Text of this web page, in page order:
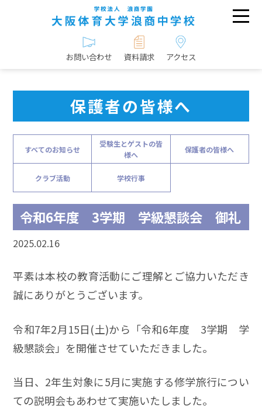
お問い合わせ 資料請求 アクセス
保護者の皆様へ
すべてのお知らせ
受験生とゲストの皆
様へ
保護者の皆様へ
クラブ活動 学校行事
令和6年度 3学期 学級懇談会 御礼
2025.02.16
平素は本校の教育活動にご理解とご協力いただき
誠にありがとうございます。
令和7年2月15日(土)から「令和6年度 3学期 学
級懇談会」を開催させていただきました。
当日、2年生対象に5月に実施する修学旅行につい
ての説明会もあわせて実施いたしました。